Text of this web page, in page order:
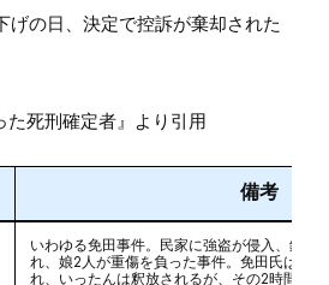
の日、決定で控訴が棄却された
死刑確定者』より引用
備考
いわゆる免田事件。民家に強盗が侵入、鉈や
れ、娘2人が重傷を負った事件。免田氏は別の
れ、いったんは釈放されるが、その2時間後に